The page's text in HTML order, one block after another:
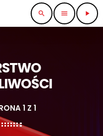
search menu play_arrow
1 Z 1